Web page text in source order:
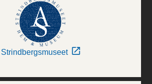
Strindbergsmuseet